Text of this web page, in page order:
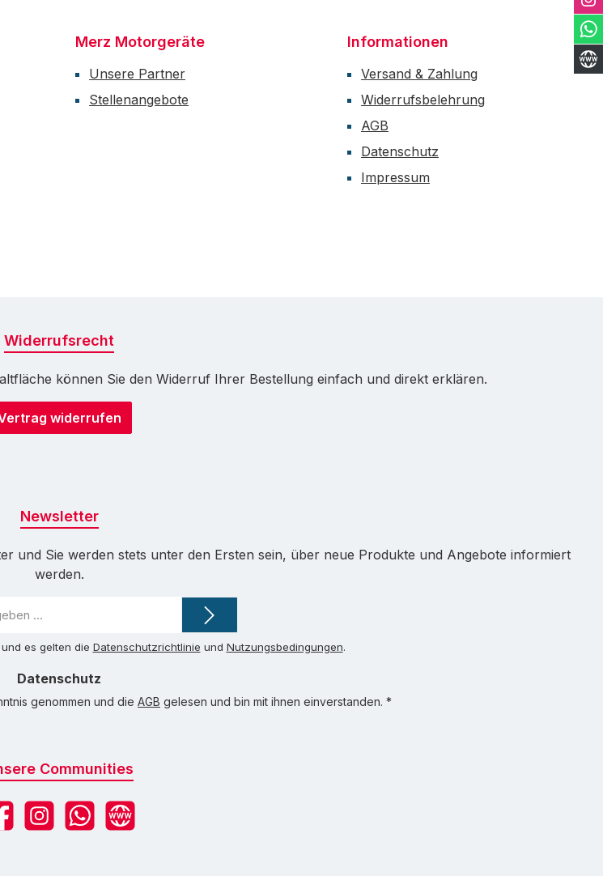
Merz Motorgeräte
Unsere Partner
Stellenangebote
Informationen
Versand & Zahlung
Widerrufsbelehrung
AGB
Datenschutz
Impressum
Widerrufsrecht
können Sie den Widerruf Ihrer Bestellung einfach und direkt erklären.
widerrufen
Newsletter
und Sie werden stets unter den Ersten sein, über neue Produkte und Angebote informiert
werden.
es gelten die Datenschutzrichtlinie und Nutzungsbedingungen.
Datenschutz
genommen und die AGB gelesen und bin mit ihnen einverstanden. *
Communities
InstagramWhatsApp
Website